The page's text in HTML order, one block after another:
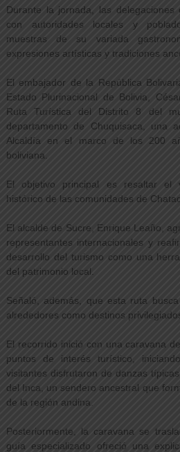
Durante la jornada, las delegaciones
con autoridades locales y
muestras de su variada
expresiones artísticas y tradiciones
El embajador de la República
Estado Plurinacional de Bolivia,
Ruta Turística del Distrito 8 del
departamento de Chuquisaca, una
Alcaldía en el marco de los 200
boliviana.
El objetivo principal es resaltar el
histórico de las comunidades de
El alcalde de Sucre, Enrique Leaño,
representantes internacionales y
desarrollo del turismo como una
del patrimonio local.
Señaló, además, que esta ruta
alrededores como destinos
El recorrido inició con una caravana
puntos de interés turístico,
visitantes disfrutaron de danzas
del Inca, un sendero ancestral que
de la región andina.
Posteriormente, la caravana se
guía especializado ofreció una